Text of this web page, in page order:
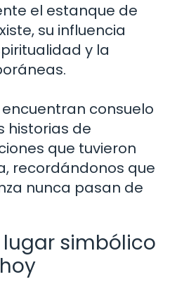
el estanque de
su influencia
y la
consuelo
historias de
que tuvieron
recordándonos que
nunca pasan de
simbólico